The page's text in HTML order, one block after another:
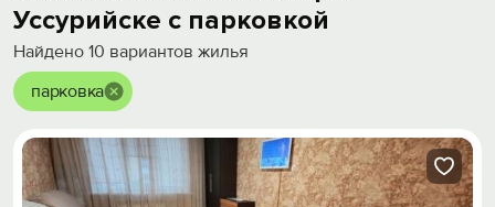
Уссурийске с парковкой
Найдено 10 вариантов жилья
парковка